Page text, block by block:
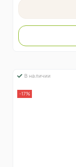
В наличии
-17%